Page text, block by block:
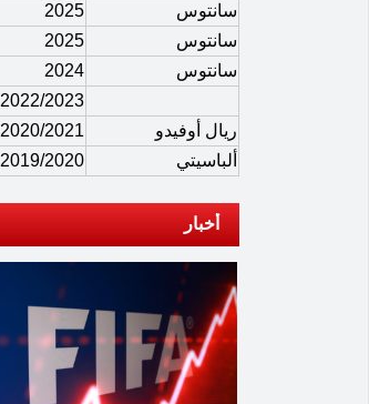
سانتوس
2025
سانتوس
2025
سانتوس
2024
2022/2023
ريال أوفيدو
2020/2021
ألباسيتي
2019/2020
أخبار